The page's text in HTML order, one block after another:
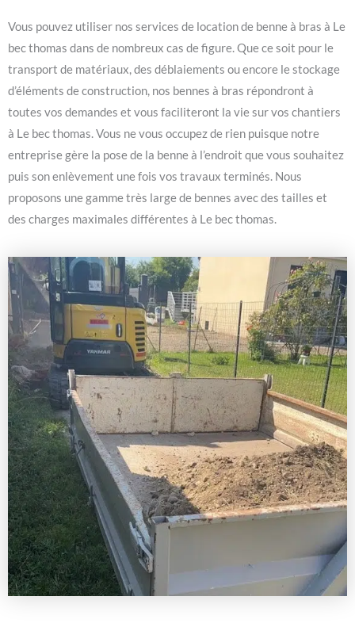
Vous pouvez utiliser nos services de location de benne à bras à Le
bec thomas dans de nombreux cas de figure. Que ce soit pour le
transport de matériaux, des déblaiements ou encore le stockage
d’éléments de construction, nos bennes à bras répondront à
toutes vos demandes et vous faciliteront la vie sur vos chantiers
à Le bec thomas. Vous ne vous occupez de rien puisque notre
entreprise gère la pose de la benne à l’endroit que vous souhaitez
puis son enlèvement une fois vos travaux terminés. Nous
proposons une gamme très large de bennes avec des tailles et
des charges maximales différentes à Le bec thomas.